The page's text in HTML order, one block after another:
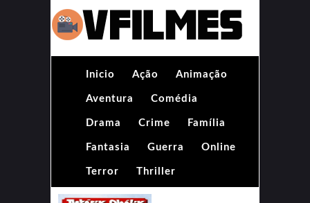
Inicio Ação Animação
Aventura Comédia
Drama Crime Família
Fantasia Guerra Online
Terror Thriller